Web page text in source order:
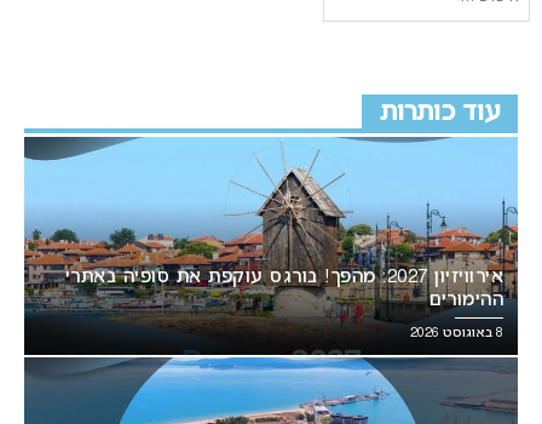
עוד כותרות
אירוויזיון 2027: מהפך! בורגס עוקפת את סופיה באתרי
ההימורים
8 באוגוסט 2026